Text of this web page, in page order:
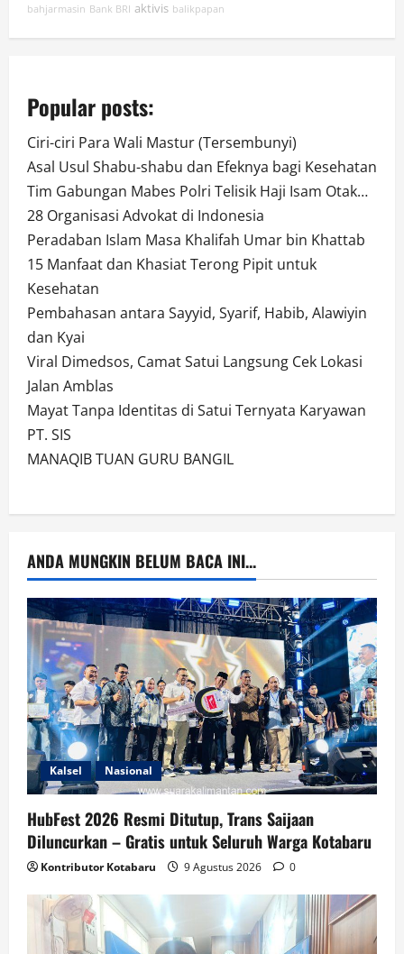
bahjarmasin Bank BRI aktivis balikpapan
Popular posts:
Ciri-ciri Para Wali Mastur (Tersembunyi)
Asal Usul Shabu-shabu dan Efeknya bagi Kesehatan
Tim Gabungan Mabes Polri Telisik Haji Isam Otak…
28 Organisasi Advokat di Indonesia
Peradaban Islam Masa Khalifah Umar bin Khattab
15 Manfaat dan Khasiat Terong Pipit untuk
Kesehatan
Pembahasan antara Sayyid, Syarif, Habib, Alawiyin
dan Kyai
Viral Dimedsos, Camat Satui Langsung Cek Lokasi
Jalan Amblas
Mayat Tanpa Identitas di Satui Ternyata Karyawan
PT. SIS
MANAQIB TUAN GURU BANGIL
ANDA MUNGKIN BELUM BACA INI...
Kalsel Nasional
HubFest 2026 Resmi Ditutup, Trans Saijaan
Diluncurkan – Gratis untuk Seluruh Warga Kotabaru
Kontributor Kotabaru 9 Agustus 2026 0